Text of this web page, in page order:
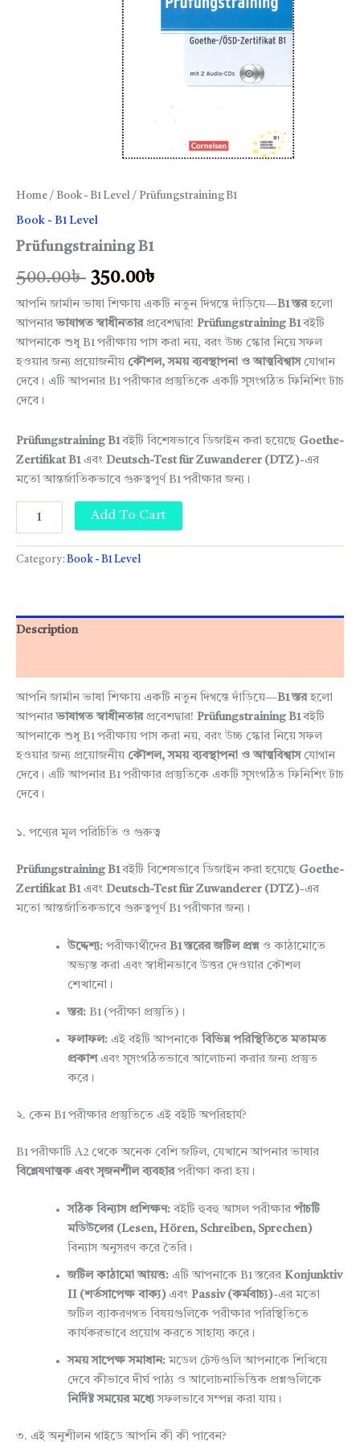
Home / Book - B1 Level / Prüfungstraining B1
Book - B1 Level
Prüfungstraining B1
500.00৳ 350.00৳
আপনি জার্মান ভাষা শিক্ষায় একটি নতুন দিগন্তে দাঁড়িয়ে—B1 স্তরহলো
আপনারভাষাগত স্বাধীনতারপ্রবেশদ্বার! Prüfungstraining B1বইটি
আপনাকে শুধু B1 পরীক্ষায় পাস করা নয়, বরং উচ্চ স্কোর নিয়ে সফল
হওয়ার জন্য প্রয়োজনীয় কৌশল, সময় ব্যবস্থাপনা ও আত্মবিশ্বাসযোগান
দেবে। এটি আপনার B1 পরীক্ষার প্রস্তুতিকে একটি সুসংগঠিত ফিনিশিং টাচ
দেবে।
Prüfungstraining B1বইটি বিশেষভাবে ডিজাইন করা হয়েছে Goethe-
Zertifikat B1এবং Deutsch-Test für Zuwanderer (DTZ)-এর
মতো আন্তর্জাতিকভাবে গুরুত্বপূর্ণ B1 পরীক্ষার জন্য।
Add To Cart
Category: Book - B1 Level
Description
আপনি জার্মান ভাষা শিক্ষায় একটি নতুন দিগন্তে দাঁড়িয়ে—B1 স্তরহলো
আপনারভাষাগত স্বাধীনতারপ্রবেশদ্বার! Prüfungstraining B1বইটি
আপনাকে শুধু B1 পরীক্ষায় পাস করা নয়, বরং উচ্চ স্কোর নিয়ে সফল
হওয়ার জন্য প্রয়োজনীয় কৌশল, সময় ব্যবস্থাপনা ও আত্মবিশ্বাসযোগান
দেবে। এটি আপনার B1 পরীক্ষার প্রস্তুতিকে একটি সুসংগঠিত ফিনিশিং টাচ
দেবে।
১. পণ্যের মূল পরিচিতি ও গুরুত্ব
Prüfungstraining B1বইটি বিশেষভাবে ডিজাইন করা হয়েছে Goethe-
Zertifikat B1এবং Deutsch-Test für Zuwanderer (DTZ)-এর
মতো আন্তর্জাতিকভাবে গুরুত্বপূর্ণ B1 পরীক্ষার জন্য।
উদ্দেশ্য: পরীক্ষার্থীদের B1 স্তরের জটিল প্রশ্নও কাঠামোতে
অভ্যস্ত করা এবং স্বাধীনভাবে উত্তর দেওয়ার কৌশল
শেখানো।
স্তর: B1 (পরীক্ষা প্রস্তুতি)।
ফলাফল: এই বইটি আপনাকে বিভিন্ন পরিস্থিতিতে মতামত
প্রকাশএবং সুসংগঠিতভাবে আলোচনা করার জন্য প্রস্তুত
করে।
২. কেন B1 পরীক্ষার প্রস্তুতিতে এই বইটি অপরিহার্য?
B1 পরীক্ষাটি A2 থেকে অনেক বেশি জটিল, যেখানে আপনার ভাষার
বিশ্লেষণাত্মক এবং সৃজনশীল ব্যবহারপরীক্ষা করা হয়।
সঠিক বিন্যাস প্রশিক্ষণ: বইটি হুবহু আসল পরীক্ষার পাঁচটি
মডিউলের (Lesen, Hören, Schreiben, Sprechen)
বিন্যাস অনুসরণ করে তৈরি।
জটিল কাঠামো আয়ত্ত: এটি আপনাকে B1 স্তরের Konjunktiv
II (শর্তসাপেক্ষ বাক্য)এবং Passiv (কর্মবাচ্য)-এর মতো
জটিল ব্যাকরণগত বিষয়গুলিকে পরীক্ষার পরিস্থিতিতে
কার্যকরভাবে প্রয়োগ করতে সাহায্য করে।
সময় সাপেক্ষ সমাধান: মডেল টেস্টগুলি আপনাকে শিখিয়ে
দেবে কীভাবে দীর্ঘ পাঠ্য ও আলোচনাভিত্তিক প্রশ্নগুলিকে
নির্দিষ্ট সময়ের মধ্যেসফলভাবে সম্পন্ন করা যায়।
৩. এই অনুশীলন গাইডে আপনি কী কী পাবেন?